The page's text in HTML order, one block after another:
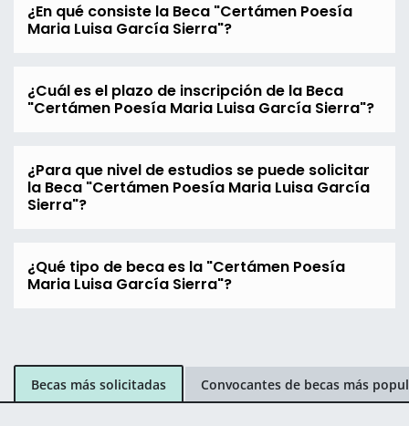
¿En qué consiste la Beca "Certámen Poesía
Maria Luisa García Sierra"?
¿Cuál es el plazo de inscripción de la Beca
"Certámen Poesía Maria Luisa García Sierra"?
¿Para que nivel de estudios se puede solicitar
la Beca "Certámen Poesía Maria Luisa García
Sierra"?
¿Qué tipo de beca es la "Certámen Poesía
Maria Luisa García Sierra"?
Becas más solicitadas Convocantes de becas más